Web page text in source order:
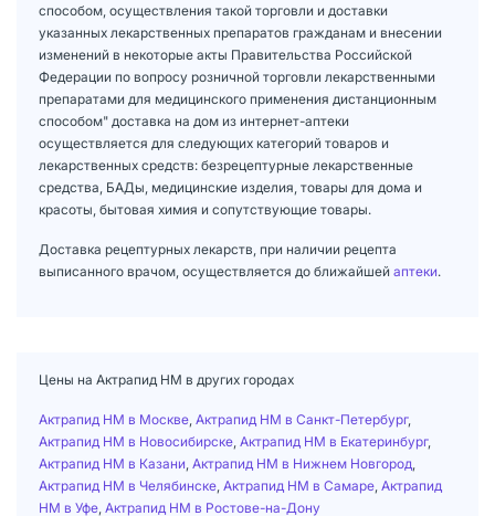
способом, осуществления такой торговли и доставки
указанных лекарственных препаратов гражданам и внесении
изменений в некоторые акты Правительства Российской
Федерации по вопросу розничной торговли лекарственными
препаратами для медицинского применения дистанционным
способом" доставка на дом из интернет-аптеки
осуществляется для следующих категорий товаров и
лекарственных средств: безрецептурные лекарственные
средства, БАДы, медицинские изделия, товары для дома и
красоты, бытовая химия и сопутствующие товары.
Доставка рецептурных лекарств, при наличии рецепта
выписанного врачом, осуществляется до ближайшей аптеки.
Цены на Актрапид НМ в других городах
Актрапид НМ в Москве Актрапид НМ в Санкт-Петербург,
Актрапид НМ в Новосибирске Актрапид НМ в Екатеринбург,
Актрапид НМ в Казани Актрапид НМ в Нижнем Новгород
Актрапид НМ в Челябинске Актрапид НМ в Самаре Актрапид
НМ в Уфе Актрапид НМ в Ростове-на-Дону